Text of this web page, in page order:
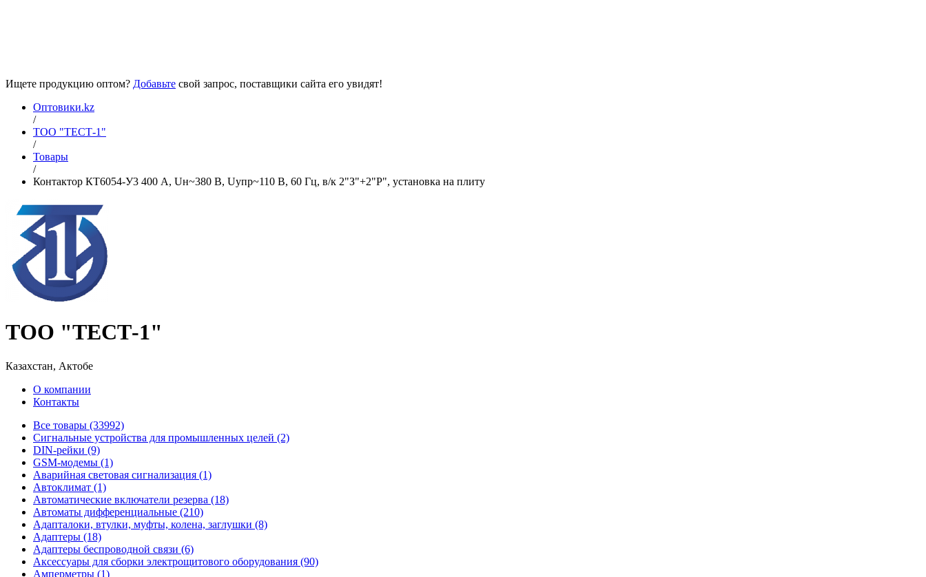
Ищете продукцию оптом? Добавьте свой запрос, поставщики сайта его увидят!
Оптовики.kz
/
ТОО "ТЕСТ-1"
/
Товары
/
Контактор КТ6054-У3 400 А, Uн~380 В, Uупр~110 В, 60 Гц, в/к 2"З"+2"Р", установка на плиту
ТОО "ТЕСТ-1"
Казахстан, Актобе
О компании
Контакты
Все товары (33992)
Cигнальные устройства для промышленных целей (2)
DIN-рейки (9)
GSM-модемы (1)
Аварийная световая сигнализация (1)
Автоклимат (1)
Автоматические включатели резерва (18)
Автоматы дифференциальные (210)
Адапталоки, втулки, муфты, колена, заглушки (8)
Адаптеры (18)
Адаптеры беспроводной связи (6)
Аксессуары для сборки электрощитового оборудования (90)
Амперметры (1)